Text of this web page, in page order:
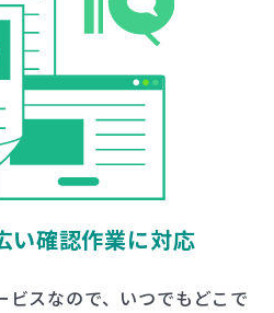
い確認作業に対応
ビスなので、いつでもどこで